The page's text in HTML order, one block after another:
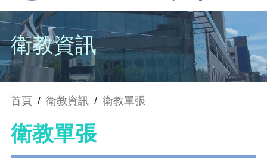
衛教資訊
首頁 / 衛教資訊 / 衛教單張
衛教單張